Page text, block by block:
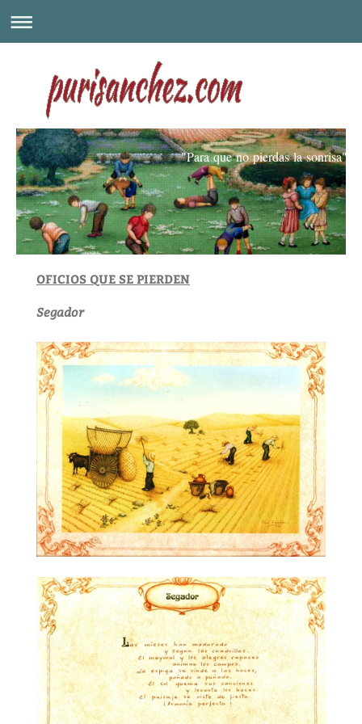
"Para que no pierdas la sonrisa"
OFICIOS QUE SE PIERDEN
Segador